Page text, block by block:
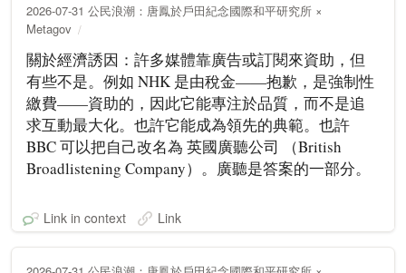
2026-07-31 公民浪潮：唐鳳於戶田紀念國際和平研究所 ×
Metagov
關於經濟誘因：許多媒體靠廣告或訂閱來資助，但
有些不是。例如 NHK 是由稅金——抱歉，是強制性
繳費——資助的，因此它能專注於品質，而不是追
求互動最大化。也許它能成為領先的典範。也許
BBC 可以把自己改名為 英國廣聽公司 （British
Broadlistening Company）。廣聽是答案的一部分。
Link in context Link